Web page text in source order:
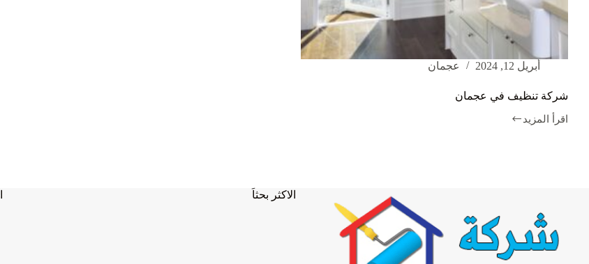
أبريل 12, 2024 عجمان
شركة تنظيف في عجمان
اقرأ المزيد
شركة
الاكثر بحثاَ